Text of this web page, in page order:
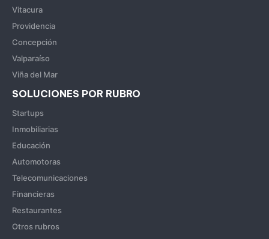
Vitacura
Providencia
Concepción
Valparaíso
Viña del Mar
SOLUCIONES POR RUBRO
Startups
Inmobiliarias
Educación
Automotoras
Telecomunicaciones
Financieras
Restaurantes
Otros rubros